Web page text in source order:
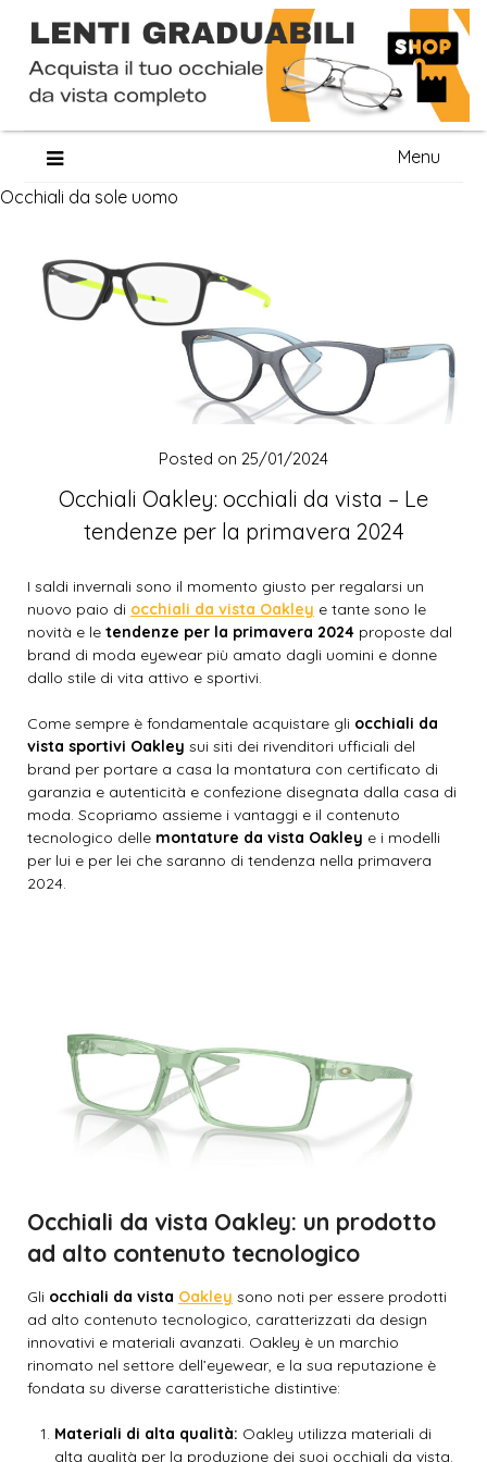
content
Menu
Occhiali da sole uomo
Occhiali Oakley: occhiali da vista – Le
tendenze per la primavera 2024
Posted on 25/01/2024
I saldi invernali sono il momento giusto per regalarsi un
nuovo paio di occhiali da vista Oakley e tante sono le
novità e le tendenze per la primavera 2024 proposte dal
brand di moda eyewear più amato dagli uomini e donne
dallo stile di vita attivo e sportivi.
Come sempre è fondamentale acquistare gli occhiali da
vista sportivi Oakley sui siti dei rivenditori ufficiali del
brand per portare a casa la montatura con certificato di
garanzia e autenticità e confezione disegnata dalla casa di
moda. Scopriamo assieme i vantaggi e il contenuto
tecnologico delle montature da vista Oakley e i modelli
per lui e per lei che saranno di tendenza nella primavera
2024.
Occhiali da vista Oakley: un prodotto
ad alto contenuto tecnologico
Gli occhiali da vista Oakley sono noti per essere prodotti
ad alto contenuto tecnologico, caratterizzati da design
innovativi e materiali avanzati. Oakley è un marchio
rinomato nel settore dell’eyewear, e la sua reputazione è
fondata su diverse caratteristiche distintive:
Materiali di alta qualità: Oakley utilizza materiali di
alta qualità per la produzione dei suoi occhiali da vista.